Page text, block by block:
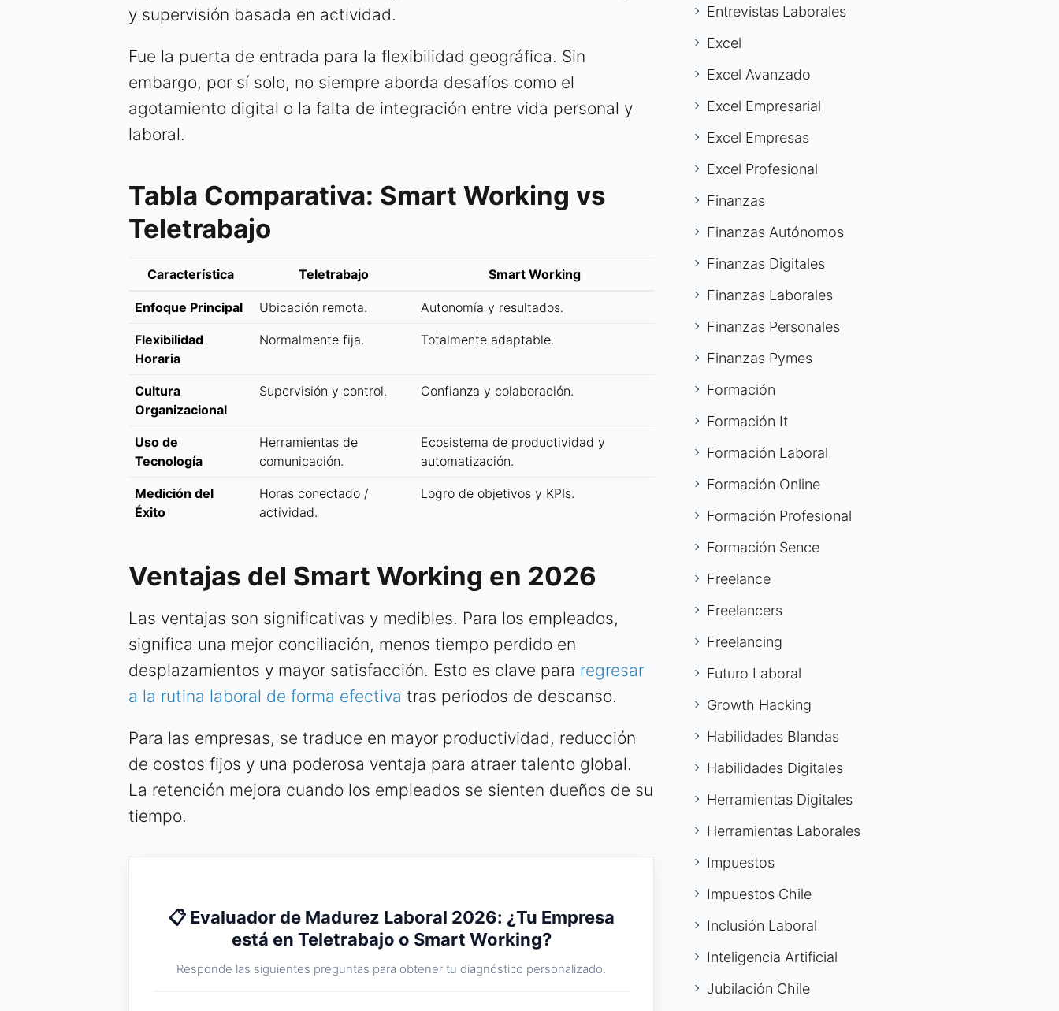
y supervisión basada en actividad.
Fue la puerta de entrada para la flexibilidad geográfica. Sin
embargo, por sí solo, no siempre aborda desafíos como el
agotamiento digital o la falta de integración entre vida personal y
laboral.
Tabla Comparativa: Smart Working vs
Teletrabajo
Característica Teletrabajo Smart Working
Enfoque Principal Ubicación remota. Autonomía y resultados.
Flexibilidad
Horaria
Normalmente fija. Totalmente adaptable.
Cultura
Organizacional
Supervisión y control. Confianza y colaboración.
Uso de
Tecnología
Herramientas de
comunicación.
Ecosistema de productividad y
automatización.
Medición del
Éxito
Horas conectado /
actividad.
Logro de objetivos y KPIs.
Ventajas del Smart Working en 2026
Las ventajas son significativas y medibles. Para los empleados,
significa una mejor conciliación, menos tiempo perdido en
desplazamientos y mayor satisfacción. Esto es clave para regresar
a la rutina laboral de forma efectiva tras periodos de descanso.
Para las empresas, se traduce en mayor productividad, reducción
de costos fijos y una poderosa ventaja para atraer talento global.
La retención mejora cuando los empleados se sienten dueños de su
tiempo.
📋 Evaluador de Madurez Laboral 2026: ¿Tu Empresa
está en Teletrabajo o Smart Working?
Responde las siguientes preguntas para obtener tu diagnóstico personalizado.
Entrevistas Laborales
Excel
Excel Avanzado
Excel Empresarial
Excel Empresas
Excel Profesional
Finanzas
Finanzas Autónomos
Finanzas Digitales
Finanzas Laborales
Finanzas Personales
Finanzas Pymes
Formación
Formación It
Formación Laboral
Formación Online
Formación Profesional
Formación Sence
Freelance
Freelancers
Freelancing
Futuro Laboral
Growth Hacking
Habilidades Blandas
Habilidades Digitales
Herramientas Digitales
Herramientas Laborales
Impuestos
Impuestos Chile
Inclusión Laboral
Inteligencia Artificial
Jubilación Chile